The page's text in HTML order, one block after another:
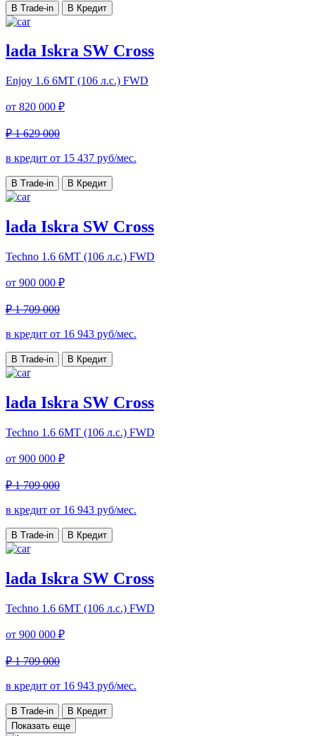
В Trade-in В Кредит
lada Iskra SW Cross
Enjoy 1.6 6МТ (106 л.с.) FWD
от 820 000 ₽
₽ 1 629 000
в кредит от 15 437 руб/мес.
В Trade-in В Кредит
lada Iskra SW Cross
Techno 1.6 6МТ (106 л.с.) FWD
от 900 000 ₽
₽ 1 709 000
в кредит от 16 943 руб/мес.
В Trade-in В Кредит
lada Iskra SW Cross
Techno 1.6 6МТ (106 л.с.) FWD
от 900 000 ₽
₽ 1 709 000
в кредит от 16 943 руб/мес.
В Trade-in В Кредит
lada Iskra SW Cross
Techno 1.6 6МТ (106 л.с.) FWD
от 900 000 ₽
₽ 1 709 000
в кредит от 16 943 руб/мес.
В Trade-in
В Кредит
Показать еще